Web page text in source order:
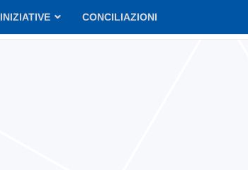
INIZIATIVE CONCILIAZIONI